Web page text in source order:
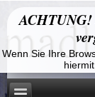
ACHTUNG!
Wenn Sie Ihre